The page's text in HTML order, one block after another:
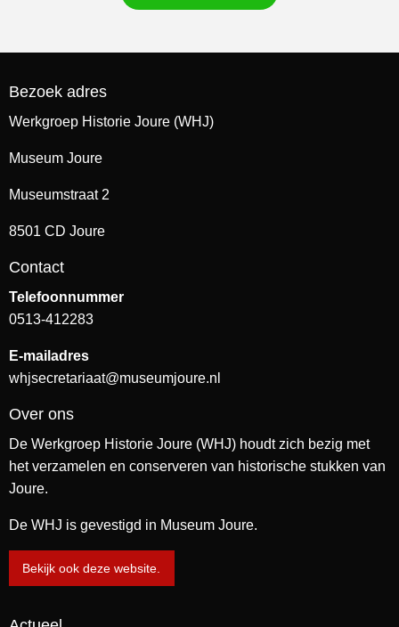
Bezoek adres
Werkgroep Historie Joure (WHJ)
Museum Joure
Museumstraat 2
8501 CD Joure
Contact
Telefoonnummer
0513-412283
E-mailadres
whjsecretariaat@museumjoure.nl
Over ons
De Werkgroep Historie Joure (WHJ) houdt zich bezig met
het verzamelen en conserveren van historische stukken van
Joure.
De WHJ is gevestigd in Museum Joure.
Bekijk ook deze website.